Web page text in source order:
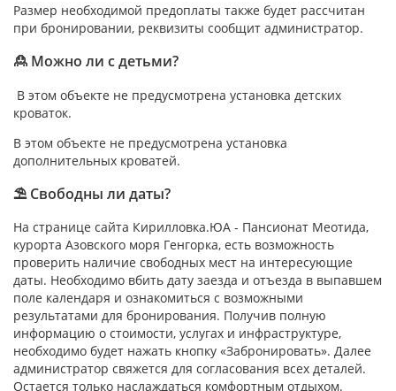
Размер необходимой предоплаты также будет рассчитан
при бронировании, реквизиты сообщит администратор.
🙎 Можно ли с детьми?
В этом объекте не предусмотрена установка детских
кроваток.
В этом объекте не предусмотрена установка
дополнительных кроватей.
⛱ Свободны ли даты?
На странице сайта Кирилловка.ЮА - Пансионат Меотида,
курорта Азовского моря Генгорка, есть возможность
проверить наличие свободных мест на интересующие
даты. Необходимо вбить дату заезда и отъезда в выпавшем
поле календаря и ознакомиться с возможными
результатами для бронирования. Получив полную
информацию о стоимости, услугах и инфраструктуре,
необходимо будет нажать кнопку «Забронировать». Далее
администратор свяжется для согласования всех деталей.
Остается только наслаждаться комфортным отдыхом.